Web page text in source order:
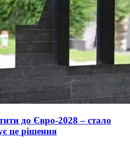
до Євро-2028 – стало
це рішення